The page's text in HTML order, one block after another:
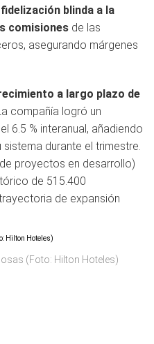
blinda a la
comisiones de las
asegurando márgenes
a largo plazo de
compañía logró un
6.5 % interanual, añadiendo
durante el trimestre.
proyectos en desarrollo)
de 515.400
de expansión
(Foto: Hilton Hoteles)